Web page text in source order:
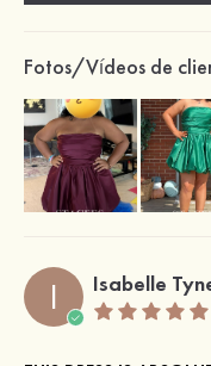
Fotos/Vídeos de
I Isabelle